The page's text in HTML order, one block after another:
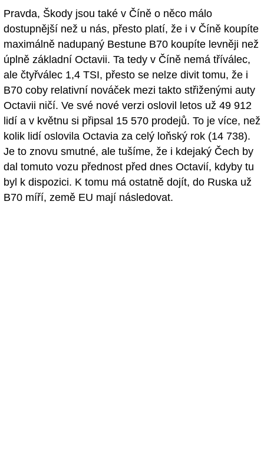
Pravda, Škody jsou také v Číně o něco málo
dostupnější než u nás, přesto platí, že i v Číně koupíte
maximálně nadupaný Bestune B70 koupíte levněji než
úplně základní Octavii. Ta tedy v Číně nemá tříválec,
ale čtyřválec 1,4 TSI, přesto se nelze divit tomu, že i
B70 coby relativní nováček mezi takto střiženými auty
Octavii ničí. Ve své nové verzi oslovil letos už 49 912
lidí a v květnu si připsal 15 570 prodejů. To je více, než
kolik lidí oslovila Octavia za celý loňský rok (14 738).
Je to znovu smutné, ale tušíme, že i kdejaký Čech by
dal tomuto vozu přednost před dnes Octavií, kdyby tu
byl k dispozici. K tomu má ostatně dojít, do Ruska už
B70 míří, země EU mají následovat.